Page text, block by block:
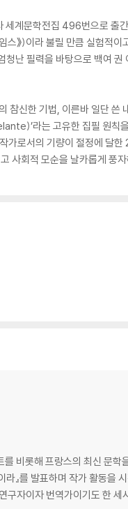
세계문학전집 496번으로 출
》)이라 불릴 만큼 실험적이
난 필력을 바탕으로 백여 권
신한 기법, 이른바 일단 쓴
라는 고유한 집필 원칙
로서의 기량이 절정에 달한
사회적 모순을 날카롭게 풍
비롯해 프랑스의 최신 문학
』를 발표하며 작가 활동을
자이자 번역가이기도 한 세